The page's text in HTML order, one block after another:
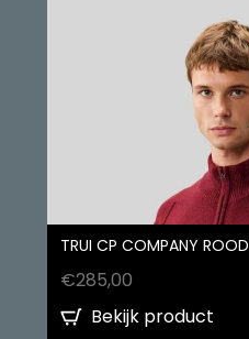
TRUI CP COMPANY ROOD
€285,00
Bekijk product